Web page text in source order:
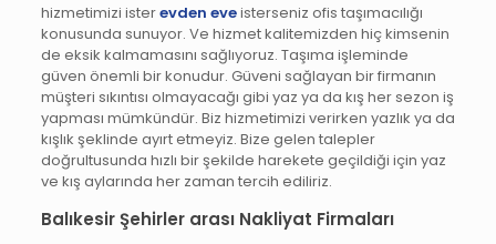
hizmetimizi isterevden eveisterseniz ofis taşımacılığı
konusunda sunuyor. Ve hizmet kalitemizden hiç kimsenin
de eksik kalmamasını sağlıyoruz. Taşıma işleminde
güven önemli bir konudur. Güveni sağlayan bir firmanın
müşteri sıkıntısı olmayacağı gibi yaz ya da kış her sezon iş
yapması mümkündür. Biz hizmetimizi verirken yazlık ya da
kışlık şeklinde ayırt etmeyiz. Bize gelen talepler
doğrultusunda hızlı bir şekilde harekete geçildiği için yaz
ve kış aylarında her zaman tercih ediliriz.
Balıkesir Şehirler arası Nakliyat Firmaları